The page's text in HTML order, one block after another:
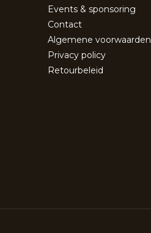
Events & sponsoring
Contact
Algemene voorwaarden
Privacy policy
Retourbeleid